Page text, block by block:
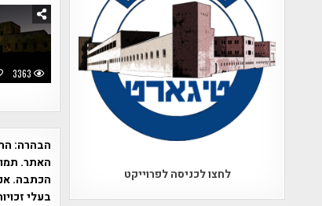
3363
הבהרה:
האתר.
הכתבה.
בעלי
לחצו לכניסה לפרוייקט